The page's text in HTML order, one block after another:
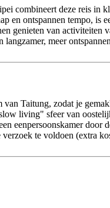
combineert deze reis in
en ontspannen tempo, is
genieten van activiteiten
meer
Taitung, zodat je
living" sfeer van
eenpersoonskamer door
te voldoen (extra